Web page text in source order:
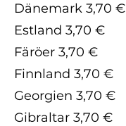
Dänemark 3,70 €
Estland 3,70 €
Färöer 3,70 €
Finnland 3,70 €
Georgien 3,70 €
Gibraltar 3,70 €